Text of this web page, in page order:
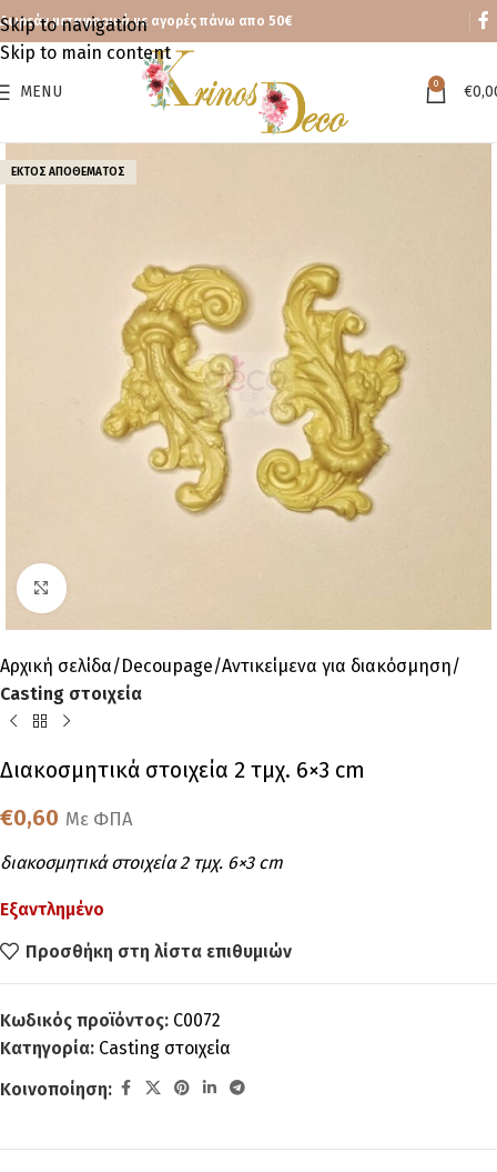
Skip to navigation
Skip to main content
Δωρεάν μεταφορικά με αγορές πάνω απο 50€
MENU 0 €
ΕΚΤΌΣ ΑΠΟΘΈΜΑΤΟΣ
Click to enlarge
Αρχική σελίδα Decoupage Αντικείμενα για διακόσμηση
Casting στοιχεία
Διακοσμητικά στοιχεία 2 τμχ. 6×3 cm
€0,60 Με ΦΠΑ
διακοσμητικά στοιχεία 2 τμχ. 6×3 cm
Εξαντλημένο
Προσθήκη στη λίστα επιθυμιών
Κωδικός προϊόντος: C0072
Κατηγορία: Casting στοιχεία
Κοινοποίηση: